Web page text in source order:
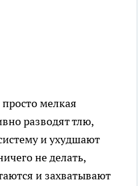
мелкая
разводят тлю,
и ухудшают
не делать,
и захватывают